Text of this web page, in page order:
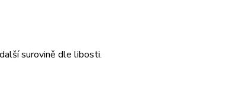
surovině dle libosti.